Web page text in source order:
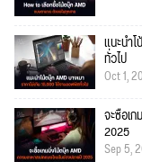
แนะนำ
ทั่วไป
Oct 1,
จะซื้อเ
2025
Sep 5,